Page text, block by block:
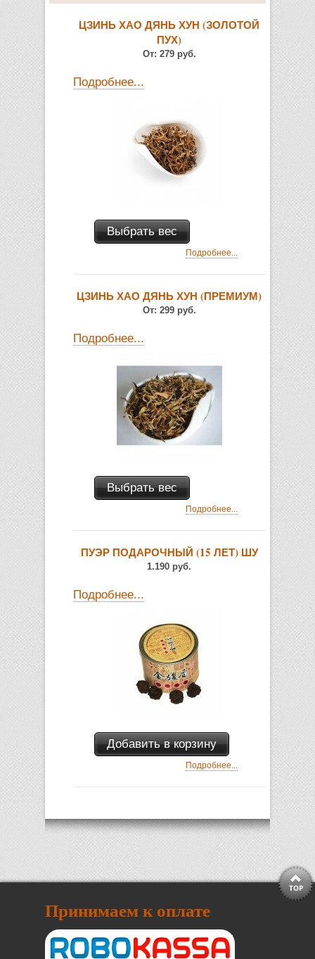
ЦЗИНЬ ХАО ДЯНЬ ХУН (ЗОЛОТОЙ
ПУХ)
От: 279 руб.
Подробнее...
Выбрать вес
Подробнее...
ЦЗИНЬ ХАО ДЯНЬ ХУН (ПРЕМИУМ)
От: 299 руб.
Подробнее...
Выбрать вес
Подробнее...
ПУЭР ПОДАРОЧНЫЙ (15 ЛЕТ) ШУ
1.190 руб.
Подробнее...
Добавить в корзину
Подробнее...
Принимаем к оплате